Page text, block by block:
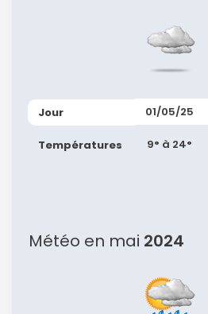
Jour
Températures
01/05/25
9° à 24°
Météo en mai 2024